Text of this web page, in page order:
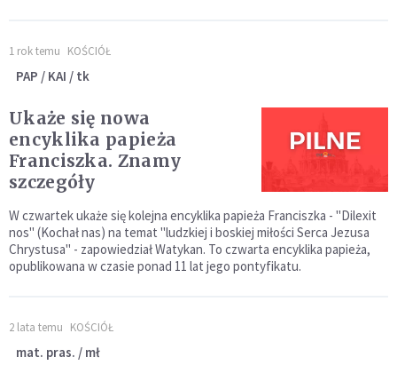
1 rok temu KOŚCIÓŁ
PAP / KAI / tk
Ukaże się nowa
encyklika papieża
Franciszka. Znamy
szczegóły
W czwartek ukaże się kolejna encyklika papieża Franciszka - "Dilexit
nos" (Kochał nas) na temat "ludzkiej i boskiej miłości Serca Jezusa
Chrystusa" - zapowiedział Watykan. To czwarta encyklika papieża,
opublikowana w czasie ponad 11 lat jego pontyfikatu.
2 lata temu KOŚCIÓŁ
mat. pras. / mł